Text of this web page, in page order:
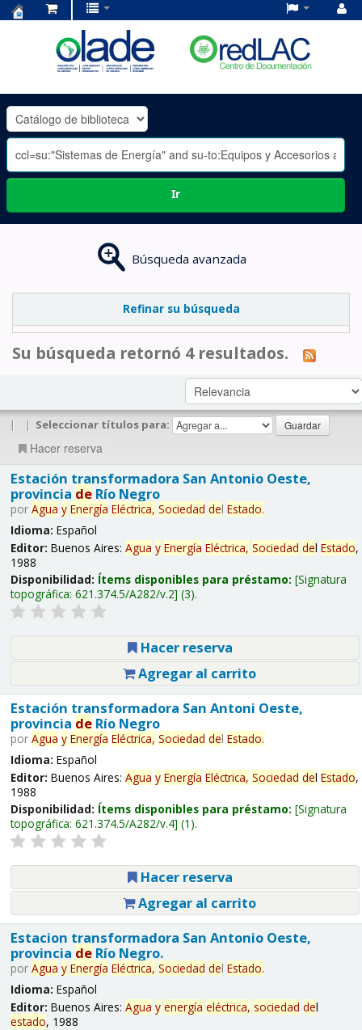
OLADE
-
Ir
Búsqueda avanzada
Refinar su búsqueda
Su búsqueda retornó 4 resultados.
| | Seleccionar títulos para:
Hacer reserva
Estación transformadora San Antonio Oeste,
provincia deRío Negro
por Agua y Energía Eléctrica, Sociedad del Estado.
Idioma: Español
Editor: Buenos Aires: Agua y Energía Eléctrica, Sociedad del Estado,
1988
Disponibilidad: Ítems disponibles para préstamo: Signatura
topográfica: 621.374.5/A282/v.2 (3).
Hacer reserva
Agregar al carrito
Estación transformadora San Antoni Oeste,
provincia deRío Negro
por Agua y Energía Eléctrica, Sociedad del Estado.
Idioma: Español
Editor: Buenos Aires: Agua y Energía Eléctrica, Sociedad del Estado,
1988
Disponibilidad: Ítems disponibles para préstamo: Signatura
topográfica: 621.374.5/A282/v.4 (1).
Hacer reserva
Agregar al carrito
Estacion transformadora San Antonio Oeste,
provincia deRío Negro.
por Agua y Energía Eléctrica, Sociedad del Estado.
Idioma: Español
Editor: Buenos Aires: Agua y energía eléctrica, sociedad del
estado, 1988